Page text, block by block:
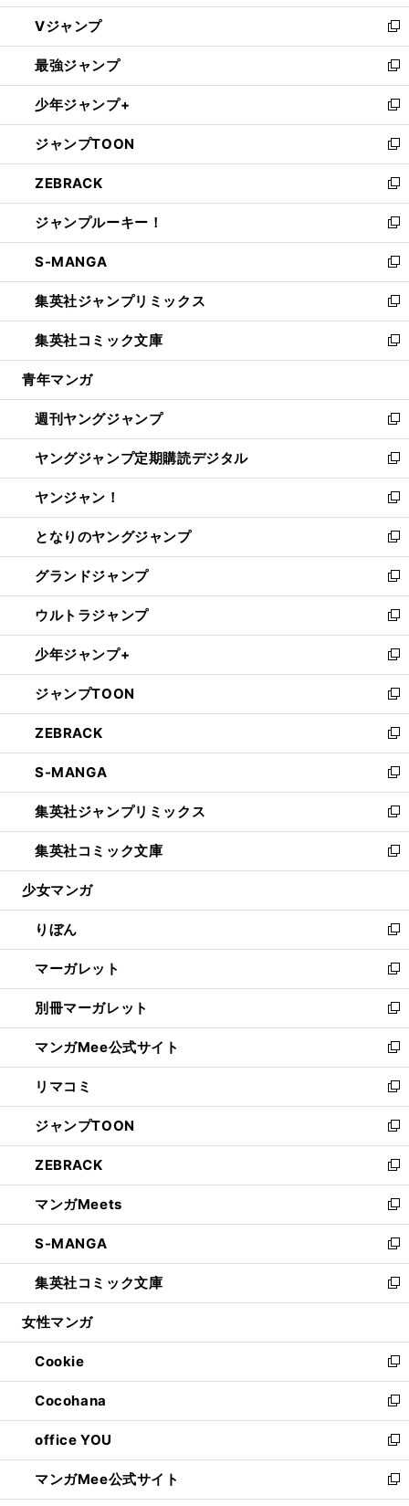
ウ
ィ
ン
ド
ウ
で
開
く
し
い
ウ
ィ
ン
ド
ウ
で
開
く
Vジャンプ
新
し
い
ウ
ィ
ン
ド
ウ
で
開
く
最強ジャンプ
新
し
い
ウ
ィ
ン
ド
ウ
で
開
く
少年ジャンプ+
新
し
い
ウ
ィ
ン
ド
ウ
で
開
く
ジャンプTOON
新
し
い
ウ
ィ
ン
ド
ウ
で
開
く
ZEBRACK
新
し
い
ウ
ィ
ン
ド
ウ
で
開
ジャンプルーキー！
新
し
い
ウ
ィ
ン
ド
ウ
開
く
S-MANGA
新
し
い
ウ
ィ
ン
ウ
で
開
く
集英社ジャンプリミックス
新
し
い
ウ
ン
ド
ウ
で
開
く
集英社コミック文庫
新
し
ウ
ィ
ン
ド
ウ
で
開
く
青年マンガ
週刊ヤングジャンプ
新
し
い
ウ
ィ
ン
ド
ウ
で
開
く
ヤングジャンプ定期購読デジタル
新
し
い
ウ
ィ
ン
ド
ウ
で
開
く
ヤンジャン！
新
し
い
ウ
ィ
ン
ド
ウ
で
開
く
となりのヤングジャンプ
新
し
い
ウ
ィ
ン
ド
ウ
で
開
く
グランドジャンプ
新
し
い
ウ
ィ
ン
ド
ウ
で
開
く
ウルトラジャンプ
新
し
い
ウ
ィ
ン
ド
ウ
で
開
く
少年ジャンプ+
新
し
い
ウ
ィ
ン
ド
ウ
で
開
く
ジャンプTOON
新
し
い
ウ
ィ
ン
ド
ウ
で
開
ZEBRACK
新
し
い
ウ
ィ
ン
ド
ウ
開
く
S-MANGA
新
し
い
ウ
ィ
ン
ウ
で
開
く
集英社ジャンプリミックス
新
し
い
ウ
ン
ド
ウ
で
開
く
集英社コミック文庫
新
し
ウ
ィ
ン
ド
ウ
で
開
く
少女マンガ
りぼん
新
し
い
ウ
ィ
ン
ド
ウ
で
開
く
マーガレット
新
し
い
ウ
ィ
ン
ド
ウ
で
開
く
別冊マーガレット
新
し
い
ウ
ィ
ン
ド
ウ
で
開
く
マンガMee公式サイト
新
し
い
ウ
ィ
ン
ド
ウ
で
開
く
リマコミ
新
し
い
ウ
ィ
ン
ド
ウ
で
開
く
ジャンプTOON
新
し
い
ウ
ィ
ン
ド
ウ
で
開
ZEBRACK
新
し
い
ウ
ィ
ン
ド
ウ
開
く
マンガMeets
新
し
い
ウ
ィ
ン
ウ
で
開
く
S-MANGA
新
し
い
ウ
ン
ド
ウ
で
開
く
集英社コミック文庫
新
し
ウ
ィ
ン
ド
ウ
で
開
く
女性マンガ
Cookie
新
し
い
ウ
ィ
ン
ド
ウ
Cocohana
新
し
い
ウ
ィ
ン
office YOU
新
し
い
ウ
マンガMee公式サイト
新
し